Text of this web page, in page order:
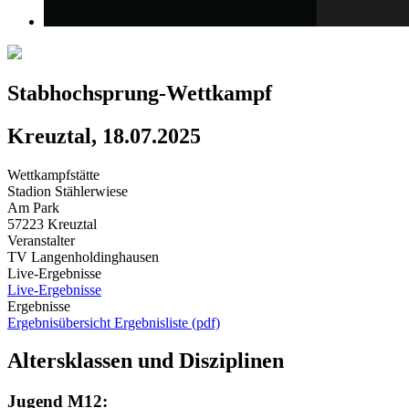
Stabhochsprung-Wettkampf
Kreuztal, 18.07.2025
Wettkampfstätte
Stadion Stählerwiese
Am Park
57223 Kreuztal
Veranstalter
TV Langenholdinghausen
Live-Ergebnisse
Live-Ergebnisse
Ergebnisse
Ergebnisübersicht Ergebnisliste (pdf)
Altersklassen und Disziplinen
Jugend M12: